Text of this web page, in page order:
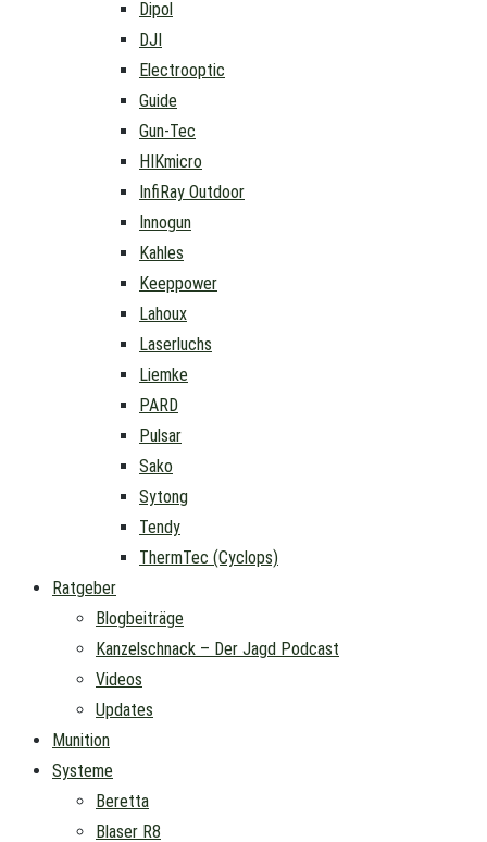
Dipol
DJI
Electrooptic
Guide
Gun-Tec
HIKmicro
InfiRay Outdoor
Innogun
Kahles
Keeppower
Lahoux
Laserluchs
Liemke
PARD
Pulsar
Sako
Sytong
Tendy
ThermTec (Cyclops)
Ratgeber
Blogbeiträge
Kanzelschnack – Der Jagd Podcast
Videos
Updates
Munition
Systeme
Beretta
Blaser R8